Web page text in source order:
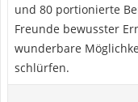
und 80 portionierte
Freunde bewusster
wunderbare
schlürfen.